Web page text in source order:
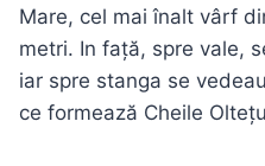
Mare, cel mai înalt vârf
metri. In față, spre vale,
iar spre stanga se
ce formează Cheile